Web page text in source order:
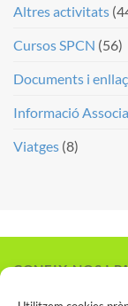
Altres activitats
Cursos SPCN (56)
Documents i
Informació
Viatges (8)
CONEIX-NOS I